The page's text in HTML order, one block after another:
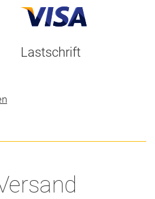
Lastschrift